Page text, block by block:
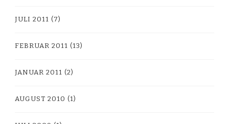
JULI 2011 (7)
FEBRUAR 2011 (13)
JANUAR 2011 (2)
AUGUST 2010 (1)